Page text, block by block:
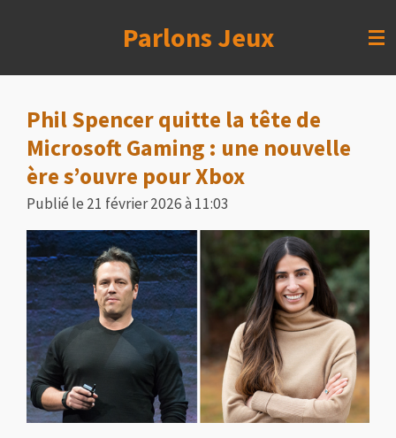
Parlons Jeux
Phil Spencer quitte la tête de
Microsoft Gaming : une nouvelle
ère s’ouvre pour Xbox
Publié le 21 février 2026 à 11:03